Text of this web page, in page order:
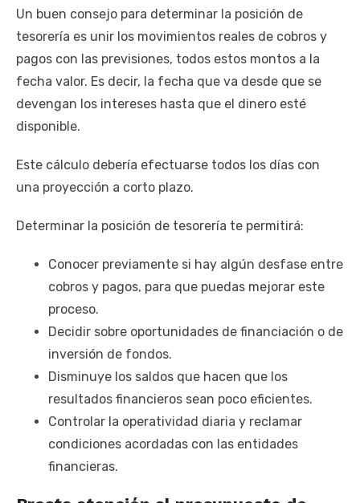
Un buen consejo para determinar la posición de
tesorería es unir los movimientos reales de cobros y
pagos con las previsiones, todos estos montos a la
fecha valor. Es decir, la fecha que va desde que se
devengan los intereses hasta que el dinero esté
disponible.
Este cálculo debería efectuarse todos los días con
una proyección a corto plazo.
Determinar la posición de tesorería te permitirá:
Conocer previamente si hay algún desfase entre
cobros y pagos, para que puedas mejorar este
proceso.
Decidir sobre oportunidades de financiación o de
inversión de fondos.
Disminuye los saldos que hacen que los
resultados financieros sean poco eficientes.
Controlar la operatividad diaria y reclamar
condiciones acordadas con las entidades
financieras.